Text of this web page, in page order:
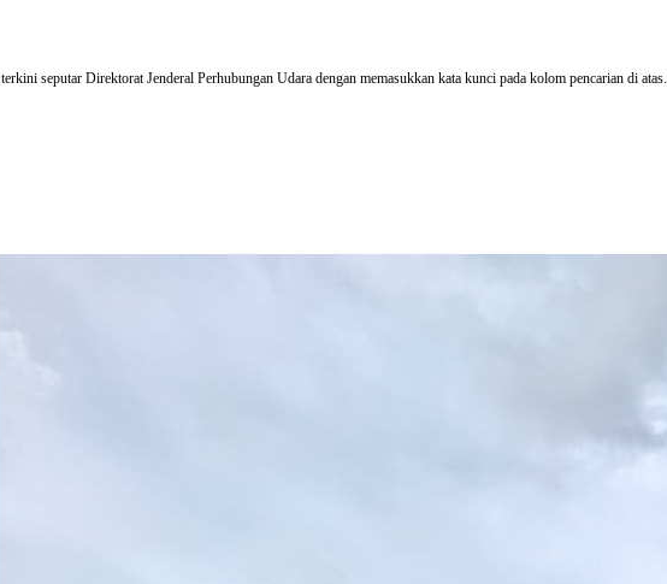
seputar Direktorat Jenderal Perhubungan Udara dengan memasukkan kata kunci pada kolom pencarian di atas.